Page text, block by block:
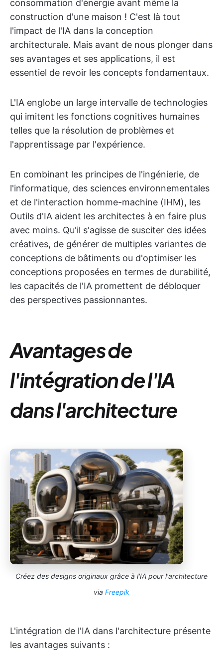
consommation d'énergie avant même la
construction d'une maison ! C'est là tout
l'impact de l'IA dans la conception
architecturale. Mais avant de nous plonger dans
ses avantages et ses applications, il est
essentiel de revoir les concepts fondamentaux.
L'IA englobe un large intervalle de technologies
qui imitent les fonctions cognitives humaines
telles que la résolution de problèmes et
l'apprentissage par l'expérience.
En combinant les principes de l'ingénierie, de
l'informatique, des sciences environnementales
et de l'interaction homme-machine (IHM), les
Outils d'IA aident les architectes à en faire plus
avec moins. Qu'il s'agisse de susciter des idées
créatives, de générer de multiples variantes de
conceptions de bâtiments ou d'optimiser les
conceptions proposées en termes de durabilité,
les capacités de l'IA promettent de débloquer
des perspectives passionnantes.
Avantages de
l'intégration de l'IA
dans l'architecture
Créez des designs originaux grâce à l'IA pour l'architecture
via Freepik
L'intégration de l'IA dans l'architecture présente
les avantages suivants :